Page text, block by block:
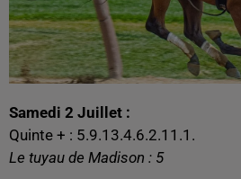
Samedi 2 Juillet :
Quinte + : 5.9.13.4.6.2.11.1.
Le tuyau de Madison : 5